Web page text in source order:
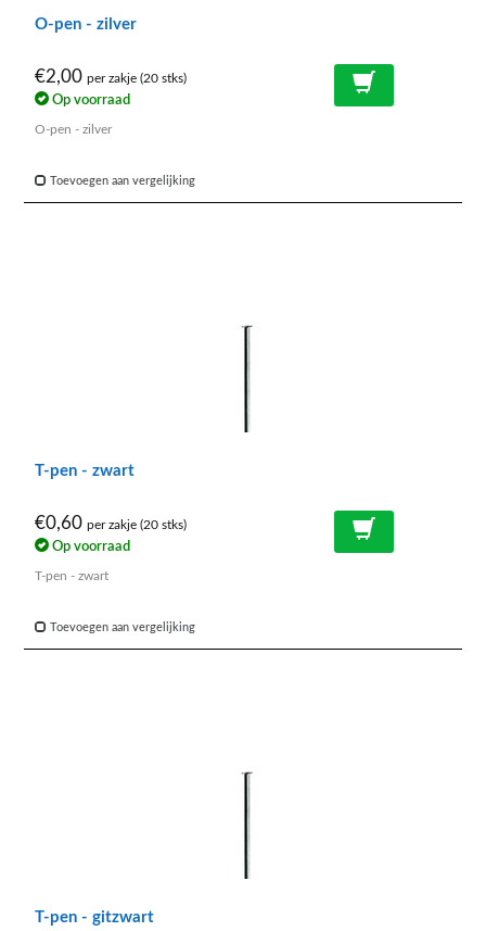
O-pen - zilver
€2,00 per zakje (20 stks)
Op voorraad
O-pen - zilver
Toevoegen aan vergelijking
T-pen - zwart
€0,60 per zakje (20 stks)
Op voorraad
T-pen - zwart
Toevoegen aan vergelijking
T-pen - gitzwart